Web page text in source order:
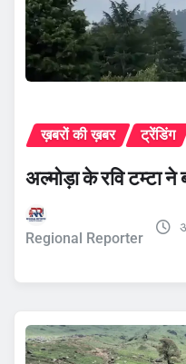
ख़बरों की ख़बर ट्रेंडिंग
अल्मोड़ा के रवि टम्टा ने
Regional Reporter